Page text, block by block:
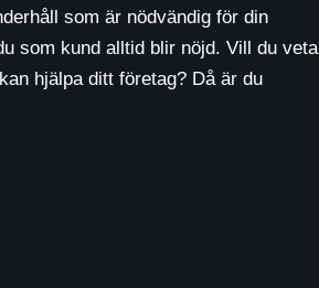
som är nödvändig för din
som kund alltid blir nöjd. Vill du veta
hjälpa ditt företag? Då är du